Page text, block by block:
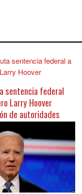
sentencia federal
Larry Hoover
de autoridades